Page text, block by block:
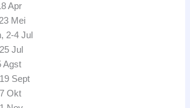
Apr
Mei
2-4 Jul
Jul
Agst
Sept
Okt